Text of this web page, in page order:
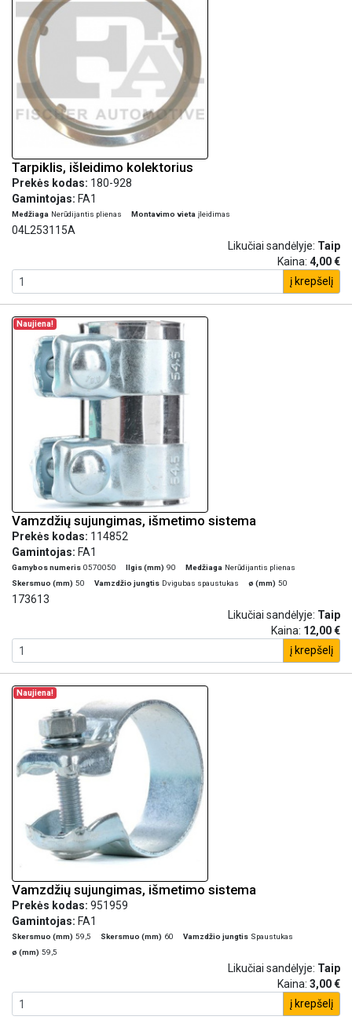
Tarpiklis, išleidimo kolektorius
Prekės kodas: 180-928
Gamintojas: FA1
Medžiaga Nerūdijantis plienas Montavimo vieta įleidimas
04L253115A
Likučiai sandėlyje: Taip
Kaina: 4,00 €
į krepšelį
Naujiena!
Vamzdžių sujungimas, išmetimo sistema
Prekės kodas: 114852
Gamintojas: FA1
Gamybos numeris 0570050 Ilgis (mm) 90 Medžiaga Nerūdijantis plienas
Skersmuo (mm) 50 Vamzdžio jungtis Dvigubas spaustukas ø (mm) 50
173613
Likučiai sandėlyje: Taip
Kaina: 12,00 €
į krepšelį
Naujiena!
Vamzdžių sujungimas, išmetimo sistema
Prekės kodas: 951959
Gamintojas: FA1
Skersmuo (mm) 59,5 Skersmuo (mm) 60 Vamzdžio jungtis Spaustukas
ø (mm) 59,5
Likučiai sandėlyje: Taip
Kaina: 3,00 €
į krepšelį